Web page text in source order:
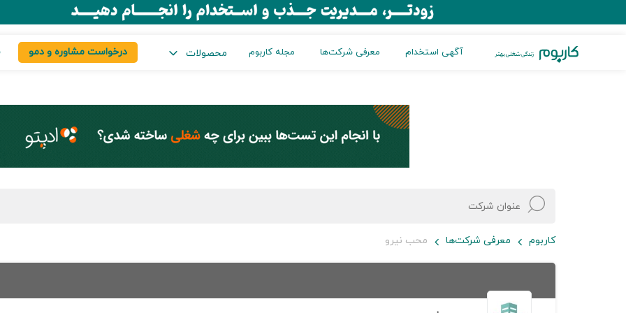
آگهی استخدام معرفی شرکت‌ها مجله کاربوم محصولات درخواست مشاوره و دمو
کاربوم معرفی شرکت‌ها محب نیرو